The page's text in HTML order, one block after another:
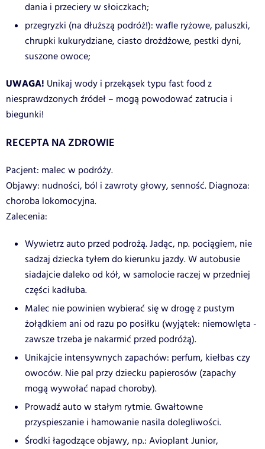
dania i przeciery w słoiczkach;
przegryzki (na dłuższą podróż!): wafle ryżowe, paluszki,
chrupki kukurydziane, ciasto drożdżowe, pestki dyni,
suszone owoce;
UWAGA! Unikaj wody i przekąsek typu fast food z
niesprawdzonych źródeł – mogą powodować zatrucia i
biegunki!
RECEPTA NA ZDROWIE
Pacjent: malec w podróży.
Objawy: nudności, ból i zawroty głowy, senność. Diagnoza:
choroba lokomocyjna.
Zalecenia:
Wywietrz auto przed podrożą. Jadąc, np. pociągiem, nie
sadzaj dziecka tyłem do kierunku jazdy. W autobusie
siadajcie daleko od kół, w samolocie raczej w przedniej
części kadłuba.
Malec nie powinien wybierać się w drogę z pustym
żołądkiem ani od razu po posiłku (wyjątek: niemowlęta -
zawsze trzeba je nakarmić przed podróżą).
Unikajcie intensywnych zapachów: perfum, kiełbas czy
owoców. Nie pal przy dziecku papierosów (zapachy
mogą wywołać napad choroby).
Prowadź auto w stałym rytmie. Gwałtowne
przyspieszanie i hamowanie nasila dolegliwości.
Środki łagodzące objawy, np.: Avioplant Junior,